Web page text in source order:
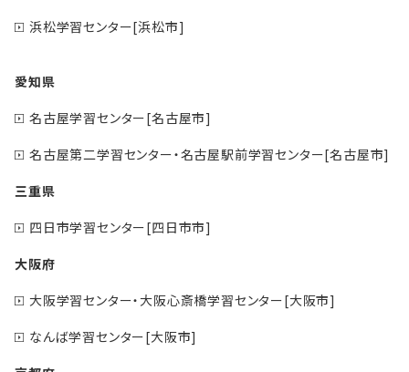
浜松学習センター[浜松市]
愛知県
名古屋学習センター[名古屋市]
名古屋第二学習センター・名古屋駅前学習センター[名古屋市]
三重県
四日市学習センター[四日市市]
大阪府
大阪学習センター・大阪心斎橋学習センター[大阪市]
なんば学習センター[大阪市]